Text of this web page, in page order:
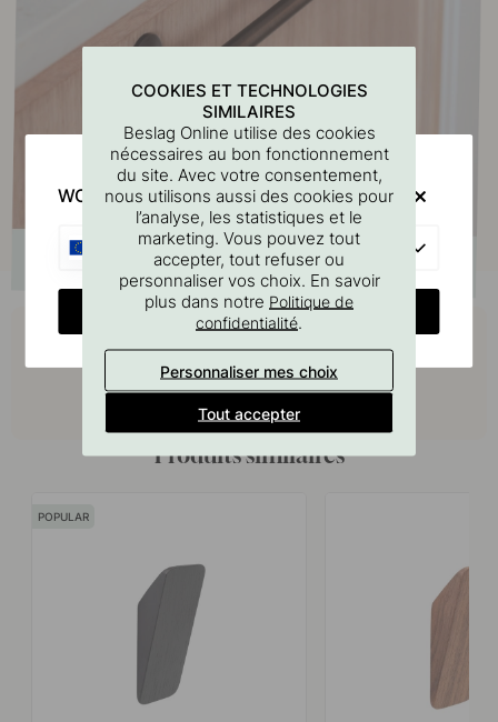
Achetez avec
Produits similaires
POPULAR
COOKIES ET TECHNOLOGIES
SIMILAIRES
Beslag Online utilise des cookies
nécessaires au bon fonctionnement
du site. Avec votre consentement,
nous utilisons aussi des cookies pour
l’analyse, les statistiques et le
marketing. Vous pouvez tout
accepter, tout refuser ou
personnaliser vos choix. En savoir
plus dans notre Politique de
confidentialité.
Personnaliser mes choix
Tout accepter
WOULD YOU RATHER VISIT?
CHANGE COUNTRY